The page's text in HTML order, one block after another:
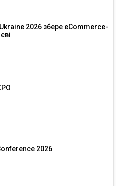
2026 збере eCommerce-
2026